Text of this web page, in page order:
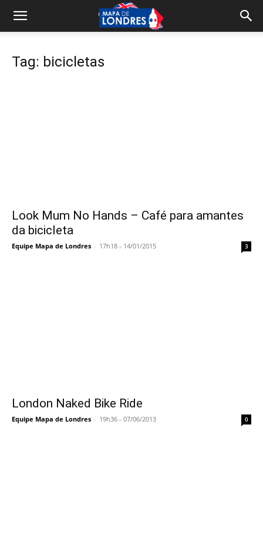
Tag: bicicletas
Look Mum No Hands – Café para amantes
da bicicleta
Equipe Mapa de Londres - 17h18 - 14/01/2015 3
London Naked Bike Ride
Equipe Mapa de Londres - 19h36 - 07/06/2013 0